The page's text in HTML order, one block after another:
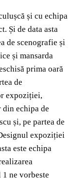
și cu echipa
Și de data asta
de scenografie și
și mansarda
prima oară
de
expoziției,
din echipa de
și, pe partea de
expoziției
este echipa
ne vorbește